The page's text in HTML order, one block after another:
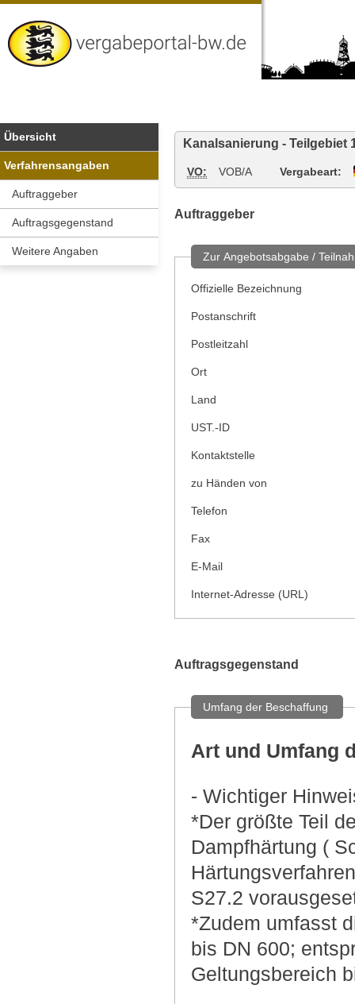
Vergabeportal
Baden-
Wuerttemberg
Übersicht
Verfahrensangaben
Auftraggeber
Auftragsgegenstand
Weitere Angaben
Kanalsanierung - Teilgebiet
VO: VOB/A Vergabeart:
Auftraggeber
Zur Angebotsabgabe /
Offizielle Bezeichnung
Postanschrift
Postleitzahl
Ort
Land
UST.-ID
Kontaktstelle
zu Händen von
Telefon
Fax
E-Mail
Internet-Adresse (URL)
Auftragsgegenstand
Umfang der Beschaffung
Art und Umfang
- Wichtiger
*Der größte Teil
Dampfhärtung (
S27.2
*Zudem umfasst
bis DN 600;
Geltungsbereich